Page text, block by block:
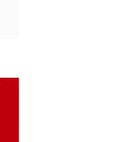
présence